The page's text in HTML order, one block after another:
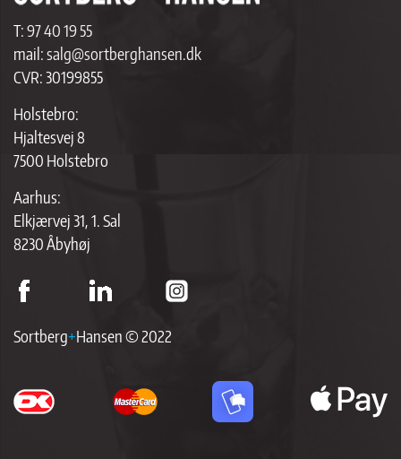
T:97 40 19 55
mail:salg@sortberghansen.dk
CVR: 30199855
Holstebro:
Hjaltesvej 8
7500 Holstebro
Aarhus:
Elkjærvej 31, 1. Sal
8230 Åbyhøj
Sortberg+Hansen © 2022